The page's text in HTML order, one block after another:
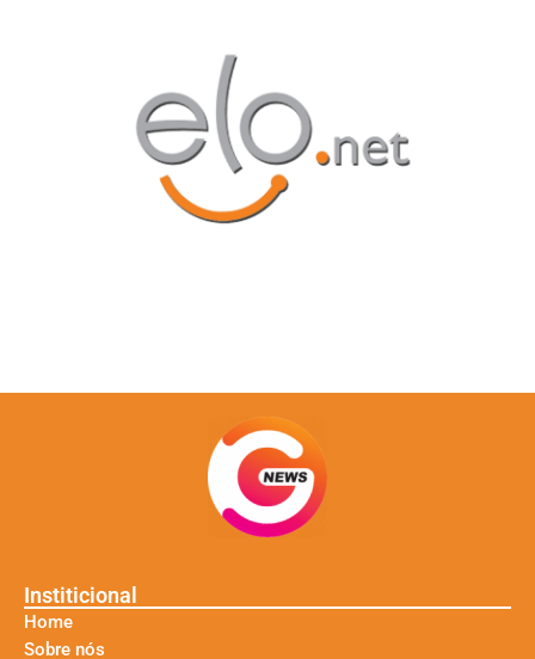
Institicional
Home
Sobre nós